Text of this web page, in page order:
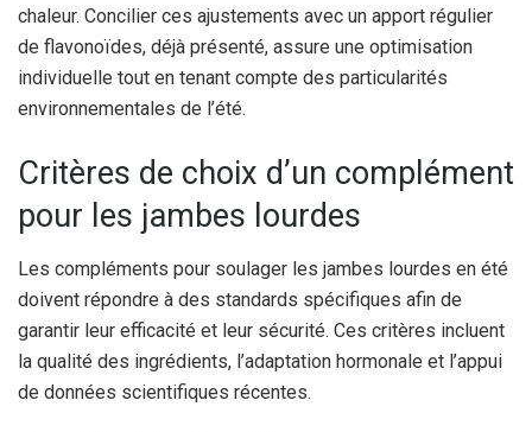
chaleur. Concilier ces ajustements avec un apport régulier
de flavonoïdes, déjà présenté, assure une optimisation
individuelle tout en tenant compte des particularités
environnementales de l’été.
Critères de choix d’un complément
pour les jambes lourdes
Les compléments pour soulager les jambes lourdes en été
doivent répondre à des standards spécifiques afin de
garantir leur efficacité et leur sécurité. Ces critères incluent
la qualité des ingrédients, l’adaptation hormonale et l’appui
de données scientifiques récentes.